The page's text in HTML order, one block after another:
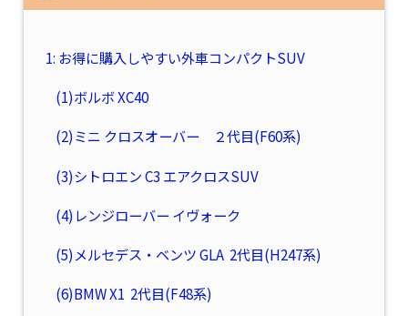
1: お得に購入しやすい外車コンパクトSUV
(1)ボルボ XC40
(2)ミニ クロスオーバー ２代目(F60系)
(3)シトロエン C3 エアクロスSUV
(4)レンジローバー イヴォーク
(5)メルセデス・ベンツ GLA 2代目(H247系)
(6)BMW X1 2代目(F48系)